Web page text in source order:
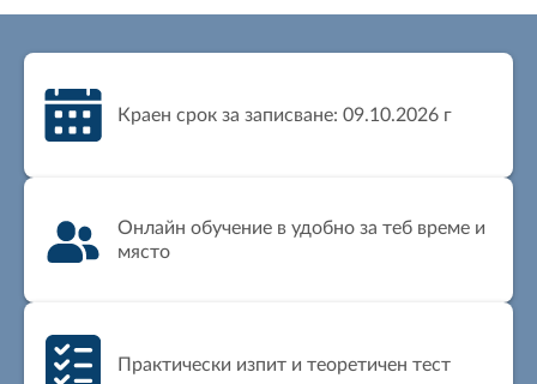
Краен срок за записване: 09.10.2026 г
Онлайн обучение в удобно за теб време и
място
Практически изпит и теоретичен тест